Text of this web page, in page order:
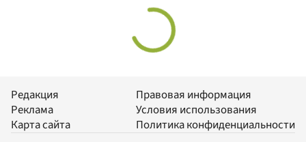
Редакция
Реклама
Карта сайта
Правовая информация
Условия использования
Политика конфиденциальности